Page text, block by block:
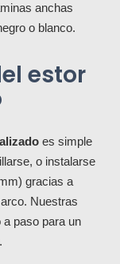
anchas
o blanco.
estor
es simple
o instalarse
gracias a
Nuestras
paso para un